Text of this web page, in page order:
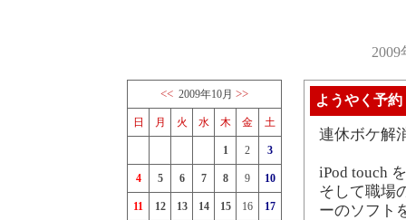
<< 2009年10月 >>
日 月 火 水 木 金 土
1 2 3
4 5 6 7 8 9 10
11 12 13 14 15 16 17
ようやく予約
連休ボケ解
iPod touch
そして職場
ーのソフト